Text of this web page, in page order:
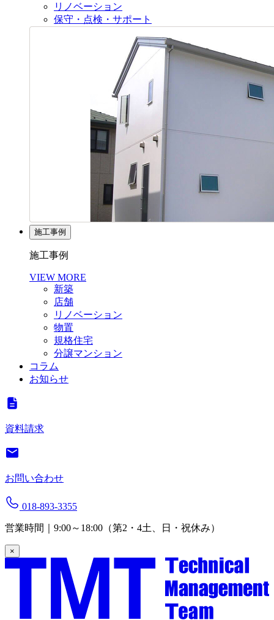
リノベーション
保守・点検・サポート
施工事例
施工事例
VIEW MORE
新築
店舗
リノベーション
物置
規格住宅
分譲マンション
コラム
お知らせ
資料請求
お問い合わせ
018-893-3355
営業時間｜9:00～18:00（第2・4土、日・祝休み）
×